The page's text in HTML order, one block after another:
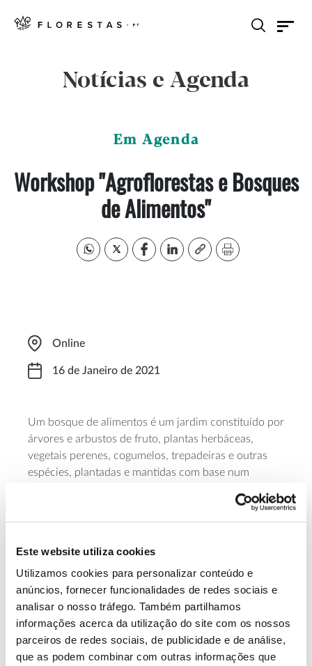
Este website utiliza cookies
Utilizamos cookies para personalizar conteúdo e
anúncios, fornecer funcionalidades de redes sociais e
analisar o nosso tráfego. Também partilhamos
informações acerca da utilização do site com os nossos
parceiros de redes sociais, de publicidade e de análise,
que as podem combinar com outras informações que
Notícias e Agenda
Em Agenda
Workshop "Agroflorestas e Bosques
de Alimentos"
Online
16 de Janeiro de 2021
Um bosque de alimentos é um jardim constituído por
árvores e arbustos de fruto, plantas herbáceas,
vegetais perenes, cogumelos, trepadeiras e outras
espécies, plantadas e mantidas com base num
organizado pela Aldeia do Vale ensina a cultivar
frutos, nozes, flores, vegetais e cogumelos num
manutenção. Tem o custo de 30€ e as inscrições
podem ser feitas através desteformulário.
Saiba mais sobre este curso
13.07.2026